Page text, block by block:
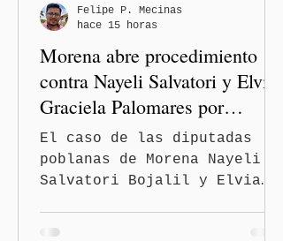
condiciones de seguridad de
las familias poblanas, en e
Morena abre procedimiento
contra Nayeli Salvatori y Elvia
Graciela Palomares por
discriminación y burlas
El caso de las diputadas
poblanas de Morena Nayeli
Salvatori Bojalil y Elvia
Felipe P. Mecinas
hace 15 horas